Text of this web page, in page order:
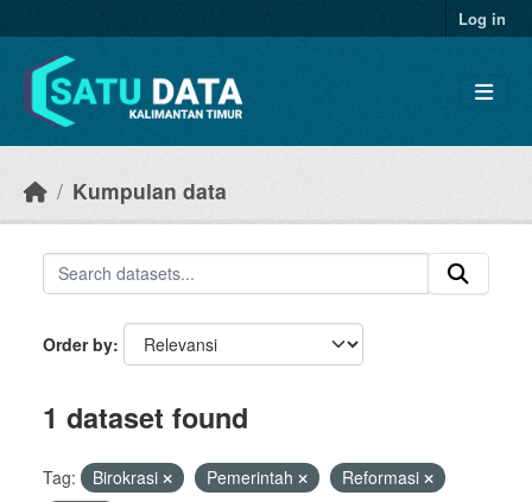
Log in
Kumpulan data
Order by
1 dataset found
Tag: Birokrasi Pemerintah
Reformasi